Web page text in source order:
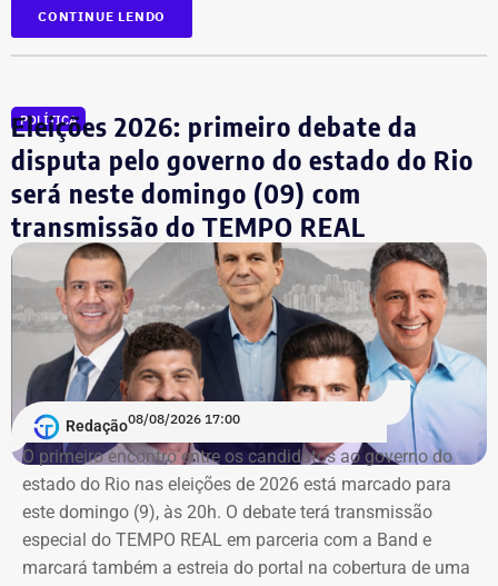
garantindo a continuidade da prestação de serviços com
a emissão de uma nota de empenho parcial inicial no
TCE diz que falhas em outro contrato
contrariam princípio da Lei de
Licitações
A nova prorrogação contratualganha destaque em meio
ao cerco do órgãocontra as contratações do município
com a mesma prestadora de serviços.
Conforme noticiado no último sábado (18), o plenário do
TCE determinou, por unanimidade, que a Prefeitura de
Duque de Caxias anule no prazo de 15 dias o contrato
firmado com a Geo Ambiental para o mesmo fim
(locação de maquinários e equipamentos). Na ocasião, a
Corte ordenou também a suspensão imediata dos
pagamentos decorrentes do acordo milionário, que
ultrapassava R$ 100 milhões.
CONTINUE LENDO
POLÍTICA
Eleições 2026: primeiro debate da
disputa pelo governo do estado do Rio
será neste domingo (09) com
transmissão do TEMPO REAL
Redação08/08/2026 17:00
O primeiro encontro entre os candidatos ao ⁠governo do
estado do Rio nas eleições de 2026 está marcado para
este domingo (9), às 20h. O debate terá transmissão
especial do TEMPO REAL em parceria com a Band e
marcará também a estreia do portal na cobertura de uma